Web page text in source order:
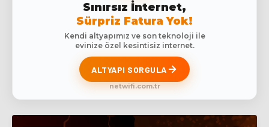
Sınırsız İnternet,
Sürpriz Fatura Yok!
Kendi altyapımız ve son teknoloji ile
evinize özel kesintisiz internet.
ALTYAPI SORGULA
netwifi.com.tr